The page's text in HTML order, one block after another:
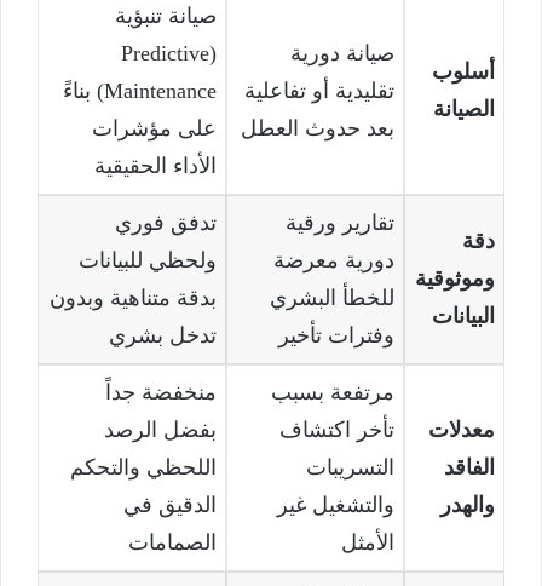
أسلوب
الصيانة
صيانة دورية
تقليدية أو تفاعلية
بعد حدوث العطل
صيانة تنبؤية
(Predictive
Maintenance) بناءً
على مؤشرات
الأداء الحقيقية
دقة
وموثوقية
البيانات
تقارير ورقية
دورية معرضة
للخطأ البشري
وفترات تأخير
تدفق فوري
ولحظي للبيانات
بدقة متناهية وبدون
تدخل بشري
معدلات
الفاقد
والهدر
مرتفعة بسبب
تأخر اكتشاف
التسريبات
والتشغيل غير
الأمثل
منخفضة جداً
بفضل الرصد
اللحظي والتحكم
الدقيق في
الصمامات